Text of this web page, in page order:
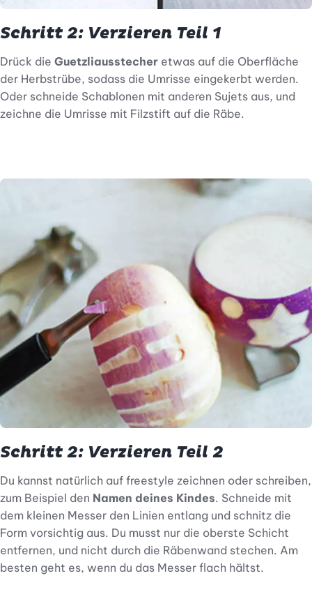
Schritt 2: Verzieren Teil 1
Drück die Guetzliausstecher etwas auf die Oberfläche
der Herbstrübe, sodass die Umrisse eingekerbt werden.
Oder schneide Schablonen mit anderen Sujets aus, und
zeichne die Umrisse mit Filzstift auf die Räbe.
Schritt 2: Verzieren Teil 2
Du kannst natürlich auf freestyle zeichnen oder schreiben,
zum Beispiel den Namen deines Kindes. Schneide mit
dem kleinen Messer den Linien entlang und schnitz die
Form vorsichtig aus. Du musst nur die oberste Schicht
entfernen, und nicht durch die Räbenwand stechen. Am
besten geht es, wenn du das Messer flach hältst.